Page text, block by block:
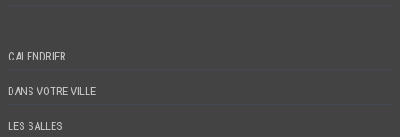
CALENDRIER
DANS VOTRE VILLE
LES SALLES